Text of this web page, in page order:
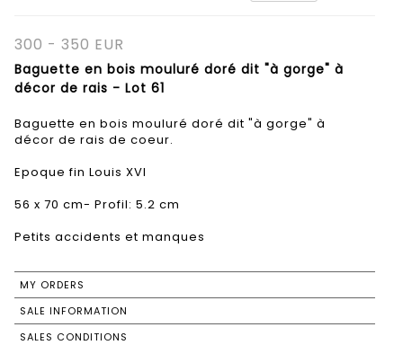
300 - 350 EUR
Baguette en bois mouluré doré dit "à gorge" à
décor de rais - Lot 61
Baguette en bois mouluré doré dit "à gorge" à
décor de rais de coeur.
Epoque fin Louis XVI
56 x 70 cm- Profil: 5.2 cm
Petits accidents et manques
MY ORDERS
SALE INFORMATION
SALES CONDITIONS